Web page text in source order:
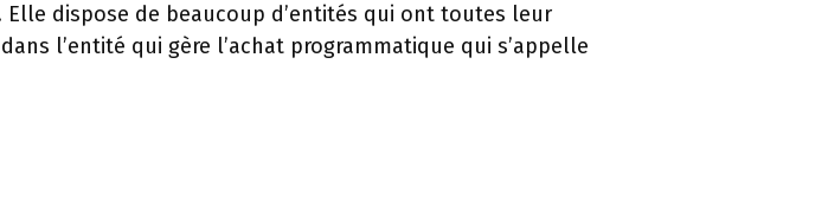
dispose de beaucoup d’entités qui ont toutes leur
l’entité qui gère l’achat programmatique qui s’appelle